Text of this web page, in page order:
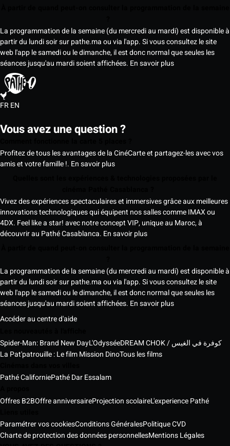
La programmation de la semaine (du mercredi au mardi) est disponible à
partir du lundi soir sur pathe.ma ou via l'app. Si vous consultez le site
web l'app le samedi ou le dimanche, il est donc normal que seules les
séances jusqu'au mardi soient affichées. En savoir plus
FREN
Vous avez une question ?
Profitez de tous les avantages de la CinéCarte et partagez-les avec vos
amis et votre famille !. En savoir plus
Vivez des expériences spectaculaires et immersives grâce aux meilleures
innovations technologiques qui équipent nos salles comme IMAX ou
4DX. Feel like a star! avec notre concept VIP, unique au Maroc, à
découvrir au Pathé Casablanca. En savoir plus
La programmation de la semaine (du mercredi au mardi) est disponible à
partir du lundi soir sur pathe.ma ou via l'app. Si vous consultez le site
web l'app le samedi ou le dimanche, il est donc normal que seules les
séances jusqu'au mardi soient affichées. En savoir plus
Accéder au centre d'aide
Spider-Man: Brand New DayL'Odyssée
DREAM CHOK / كوفرة في الغيس
La Pat'patrouille : Le film Mission DinoTous les films
Pathé CaliforniePathé Dar Essalam
Offres B2BOffre anniversaireProjection scolaireL'experience Pathé
Paramétrer vos cookiesConditions GénéralesPolitique CVD
Charte de protection des données personnellesMentions Légales